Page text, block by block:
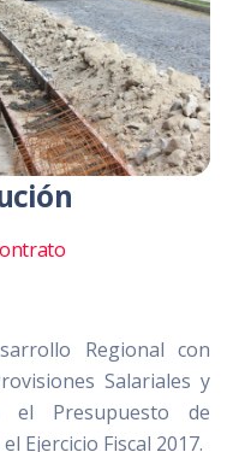
Regional con
Salariales y
el Presupuesto de
Ejercicio Fiscal 2017.